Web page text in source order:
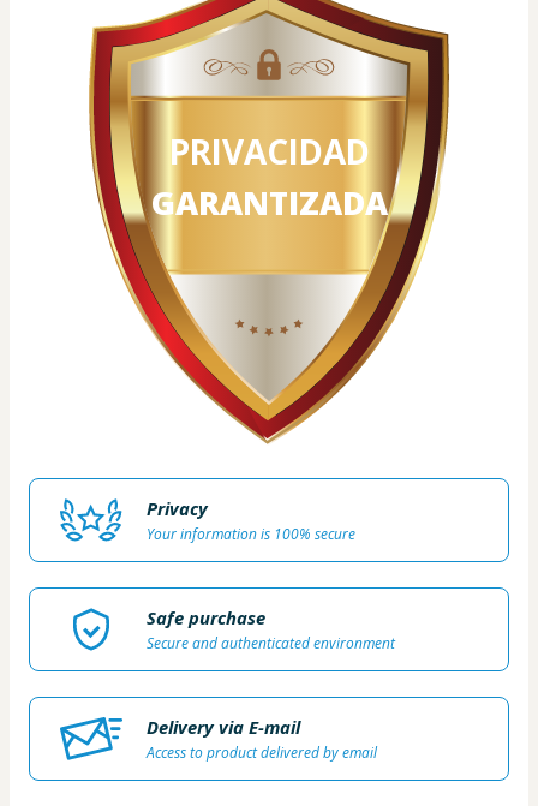
PRIVACIDAD
GARANTIZADA
Privacy
Your information is 100% secure
Safe purchase
Secure and authenticated environment
Delivery via E-mail
Access to product delivered by email